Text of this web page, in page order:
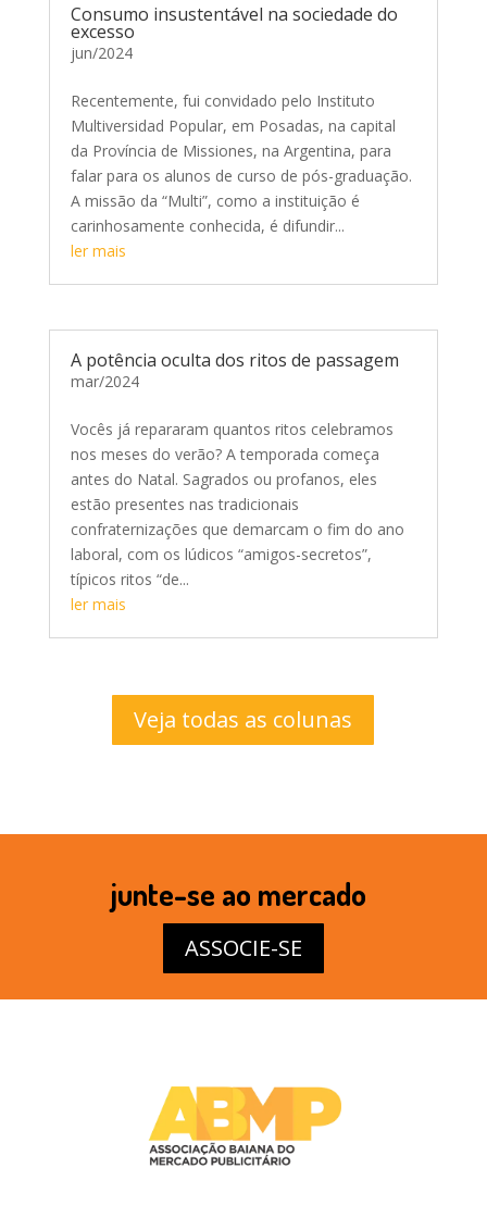
Consumo insustentável na sociedade do
excesso
jun/2024
Recentemente, fui convidado pelo Instituto
Multiversidad Popular, em Posadas, na capital
da Província de Missiones, na Argentina, para
falar para os alunos de curso de pós-graduação.
A missão da “Multi”, como a instituição é
carinhosamente conhecida, é difundir...
ler mais
A potência oculta dos ritos de passagem
mar/2024
Vocês já repararam quantos ritos celebramos
nos meses do verão? A temporada começa
antes do Natal. Sagrados ou profanos, eles
estão presentes nas tradicionais
confraternizações que demarcam o fim do ano
laboral, com os lúdicos “amigos-secretos”,
típicos ritos “de...
ler mais
Veja todas as colunas
junte-se ao mercado
ASSOCIE-SE